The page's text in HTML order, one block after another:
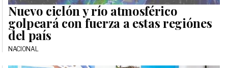
Nuevo ciclón y río atmosférico
golpeará con fuerza a estas regiónes
del país
NACIONAL